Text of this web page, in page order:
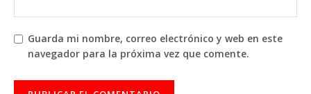
Guarda mi nombre, correo electrónico y web en este
navegador para la próxima vez que comente.